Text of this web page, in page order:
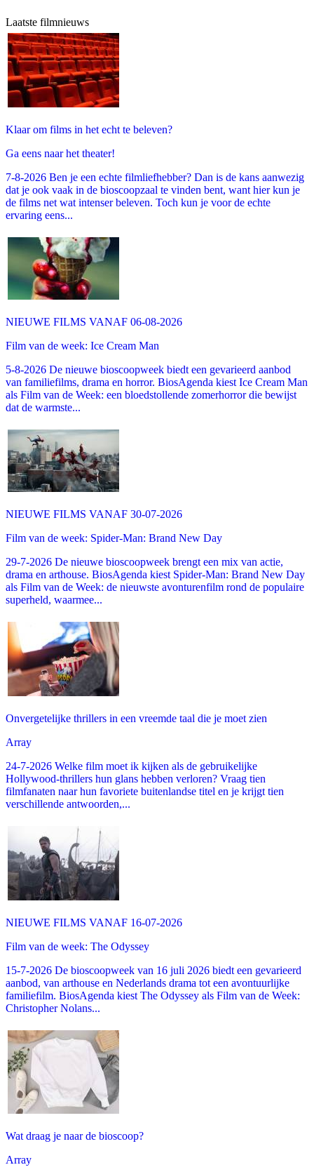
Laatste filmnieuws
Klaar om films in het echt te beleven?
Ga eens naar het theater!
7-8-2026 Ben je een echte filmliefhebber? Dan is de kans aanwezig
dat je ook vaak in de bioscoopzaal te vinden bent, want hier kun je
de films net wat intenser beleven. Toch kun je voor de echte
ervaring eens...
NIEUWE FILMS VANAF 06-08-2026
Film van de week: Ice Cream Man
5-8-2026 De nieuwe bioscoopweek biedt een gevarieerd aanbod
van familiefilms, drama en horror. BiosAgenda kiest Ice Cream Man
als Film van de Week: een bloedstollende zomerhorror die bewijst
dat de warmste...
NIEUWE FILMS VANAF 30-07-2026
Film van de week: Spider-Man: Brand New Day
29-7-2026 De nieuwe bioscoopweek brengt een mix van actie,
drama en arthouse. BiosAgenda kiest Spider-Man: Brand New Day
als Film van de Week: de nieuwste avonturenfilm rond de populaire
superheld, waarmee...
Onvergetelijke thrillers in een vreemde taal die je moet zien
Array
24-7-2026 Welke film moet ik kijken als de gebruikelijke
Hollywood-thrillers hun glans hebben verloren? Vraag tien
filmfanaten naar hun favoriete buitenlandse titel en je krijgt tien
verschillende antwoorden,...
NIEUWE FILMS VANAF 16-07-2026
Film van de week: The Odyssey
15-7-2026 De bioscoopweek van 16 juli 2026 biedt een gevarieerd
aanbod, van arthouse en Nederlands drama tot een avontuurlijke
familiefilm. BiosAgenda kiest The Odyssey als Film van de Week:
Christopher Nolans...
Wat draag je naar de bioscoop?
Array